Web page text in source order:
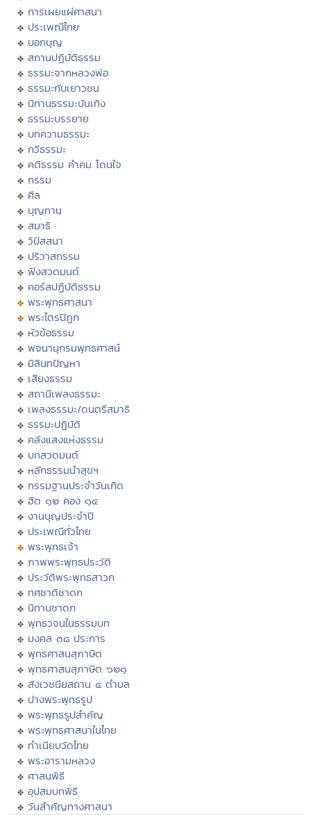
การเผยแผ่ศาสนา
ประเพณีไทย
บอกบุญ
สถานปฏิบัติธรรม
ธรรมะจากหลวงพ่อ
ธรรมะกับเยาวชน
นิทานธรรมะบันเทิง
ธรรมะบรรยาย
บทความธรรมะ
กวีธรรมะ
คติธรรม คำคม โดนใจ
กรรม
ศีล
บุญทาน
สมาธิ
วิปัสสนา
ปริวาสกรรม
ฟังสวดมนต์
คอร์สปฏิบัติธรรม
พระพุทธศาสนา
พระไตรปิฏก
หัวข้อธรรม
พจนานุกรมพุทธศาสน์
มิลินทปัญหา
เสียงธรรม
สถานีเพลงธรรมะ
เพลงธรรมะ/ดนตรีสมาธิ
ธรรมะปฏิบัติ
คลังแสงแห่งธรรม
บทสวดมนต์
หลักธรรมนำสุขฯ
กรรมฐานประจำวันเกิด
ฮีต ๑๒ คอง ๑๔
งานบุญประจำปี
ประเพณีทั่วไทย
พระพุทธเจ้า
ภาพพระพุทธประวัติ
ประวัติพระพุทธสาวก
ทศชาติชาดก
นิทานชาดก
พุทธวจนในธรรมบท
มงคล ๓๘ ประการ
พุทธศาสนสุภาษิต
พุทธศาสนสุภาษิต ๖๒๑
สังเวชนียสถาน ๔ ตำบล
ปางพระพุทธรูป
พระพุทธรูปสำคัญ
พระพุทธศาสนาในไทย
ทำเนียบวัดไทย
พระอารามหลวง
ศาสนพิธี
อุปสมบทพิธี
วันสำคัญทางศาสนา